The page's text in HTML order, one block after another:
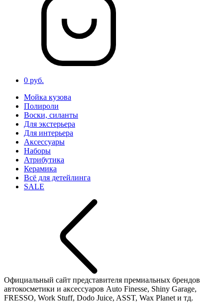
0 руб.
Мойка кузова
Полироли
Воски, силанты
Для экстерьера
Для интерьера
Аксессуары
Наборы
Атрибутика
Керамика
Всё для детейлинга
SALE
Официальный сайт представителя премиальных брендов
автокосметики и аксессуаров Auto Finesse, Shiny Garage,
FRESSO, Work Stuff, Dodo Juice, ASST, Wax Planet и тд.